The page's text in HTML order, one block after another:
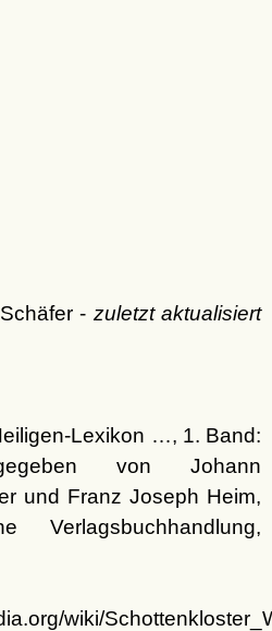
- zuletzt aktualisiert
Lexikon …, 1. Band:
von Johann
und Franz Joseph Heim,
Verlagsbuchhandlung,
wiki/